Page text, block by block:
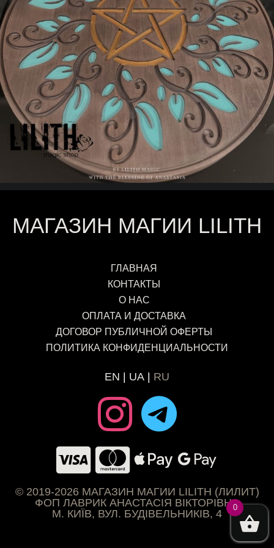
МАГАЗИН МАГИИ LILITH
ГЛАВНАЯ
КОНТАКТЫ
О НАС
ОПЛАТА И ДОСТАВКА
ДОГОВОР ПУБЛИЧНОЙ ОФЕРТЫ
ПОЛИТИКА КОНФИДЕНЦИАЛЬНОСТИ
EN UA RU
© 2019-2026 МАГАЗИН МАГИИ LILITH (ЛИЛИТ)
ФОП ЛАВРИК АНАСТАСІЯ ВІКТОРІВНА
М. КИЇВ, ВУЛ. БУДІВЕЛЬНИКІВ, 4
0